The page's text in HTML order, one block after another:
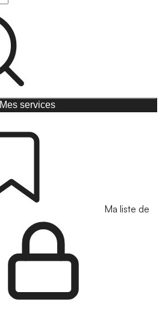
Mes services
Ma liste de